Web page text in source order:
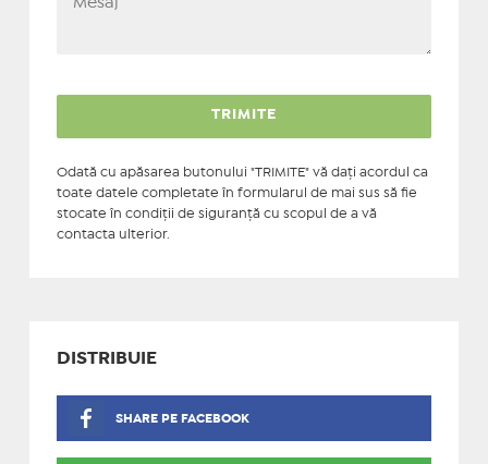
Odată cu apăsarea butonului "TRIMITE" vă daţi acordul ca
toate datele completate în formularul de mai sus să fie
stocate în condiţii de siguranţă cu scopul de a vă
contacta ulterior.
DISTRIBUIE
SHARE PE FACEBOOK